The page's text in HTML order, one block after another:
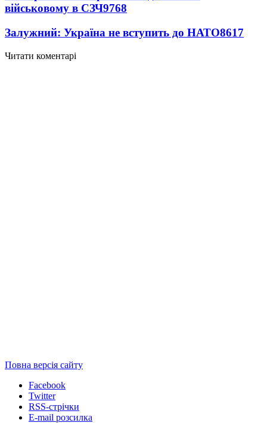
військовому в СЗЧ9768
Залужний: Україна не вступить до НАТО8617
Читати коментарі
Повна версія сайту
Facebook
Twitter
RSS-стрічки
E-mail розсилка